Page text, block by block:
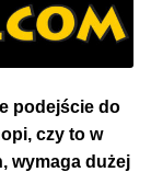
podejście do
czy to w
wymaga dużej